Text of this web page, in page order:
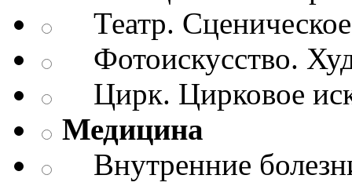
Театр. Сценическое
Фотоискусство.
Цирк. Цирковое
Медицина
Внутренние